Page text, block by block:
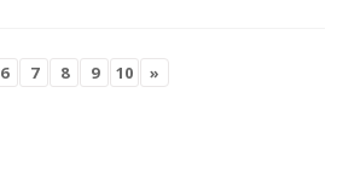
6 7 8 9 10 »